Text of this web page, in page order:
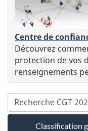
Centre de
Découvrez
protection de vos
renseignements
Classification